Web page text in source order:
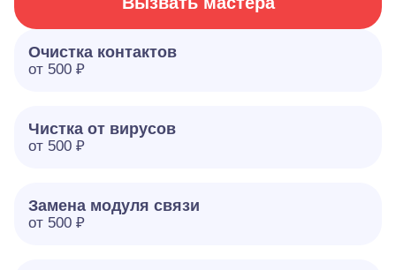
Очистка контактов
от 500 ₽
Чистка от вирусов
от 500 ₽
Замена модуля связи
от 500 ₽